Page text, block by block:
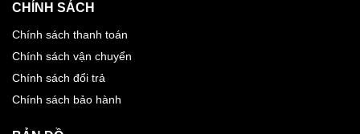
CHÍNH SÁCH
Chính sách thanh toán
Chính sách vận chuyển
Chính sách đổi trả
Chính sách bảo hành